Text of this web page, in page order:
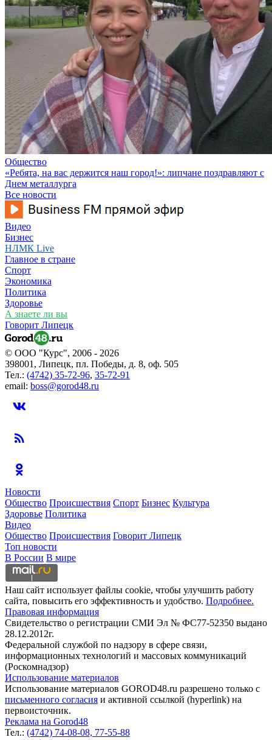
Общество
«Ребята, на вас держится наш город!»: липчане поздравляют с
Днем металлурга
Все новости
Видео
Бизнес
НЛМК Live
Главное в стране
Спорт
Экономика
Политика
Здоровье
А знаете ли вы
Говорит Липецк
© ООО "Курс", 2006 - 2026
398001, Липецк, пл. Победы, д. 8, оф. 505
Тел.: (4742) 35-72-96, 35-72-91
email: boss@gorod48.ru
Новости
Общество Происшествия Спорт Бизнес Культура
Здоровье Политика
Видео
Общество Происшествия Говорит Липецк
Топ новости
В России В мире
Наш сайт использует файлы cookie, чтобы улучшить работу
сайта, повысить его эффективность и удобство. Подробнее.
Правовая информация
Свидетельство о регистрации СМИ Эл № ФС77-52350 выдано
28.12.2012г.
Федеральной службой по надзору в сфере связи,
информационных технологий и массовых коммуникаций
(Роскомнадзор)
Использование материалов
Использование материалов GOROD48.ru разрешено только с
письменного согласия и активной ссылкой (hyperlink) на
первоисточник.
Реклама на Gorod48
Тел.: (4742) 74-08-08, 77-55-88